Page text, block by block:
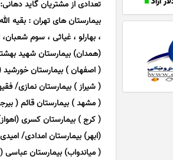
تعدادی از مشتریان گاید دهانی:
بیمارستان های تهران : بقیه
، بهارلو ، غیاثی ، سوم
(همدان) بیمارستان شهید
( اصفهان ) بیمارستان خورشید (
( شیراز ) بیمارستان نمازی/
( مشهد ) بیمارستان قائم (
( کرج ) بیمارستان کسری
(ابهر) بیمارستان امدادی/
( میاندواب) بیمارستان عباسی